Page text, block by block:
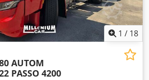
1 / 18
AUTOM
PASSO 4200